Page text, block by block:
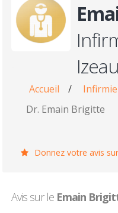
Accueil /
Dr. Emain Brigitte
Donnez votre avis
Avis sur le Emain